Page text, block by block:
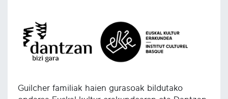
Guilcher familiak haien gurasoak bildutako